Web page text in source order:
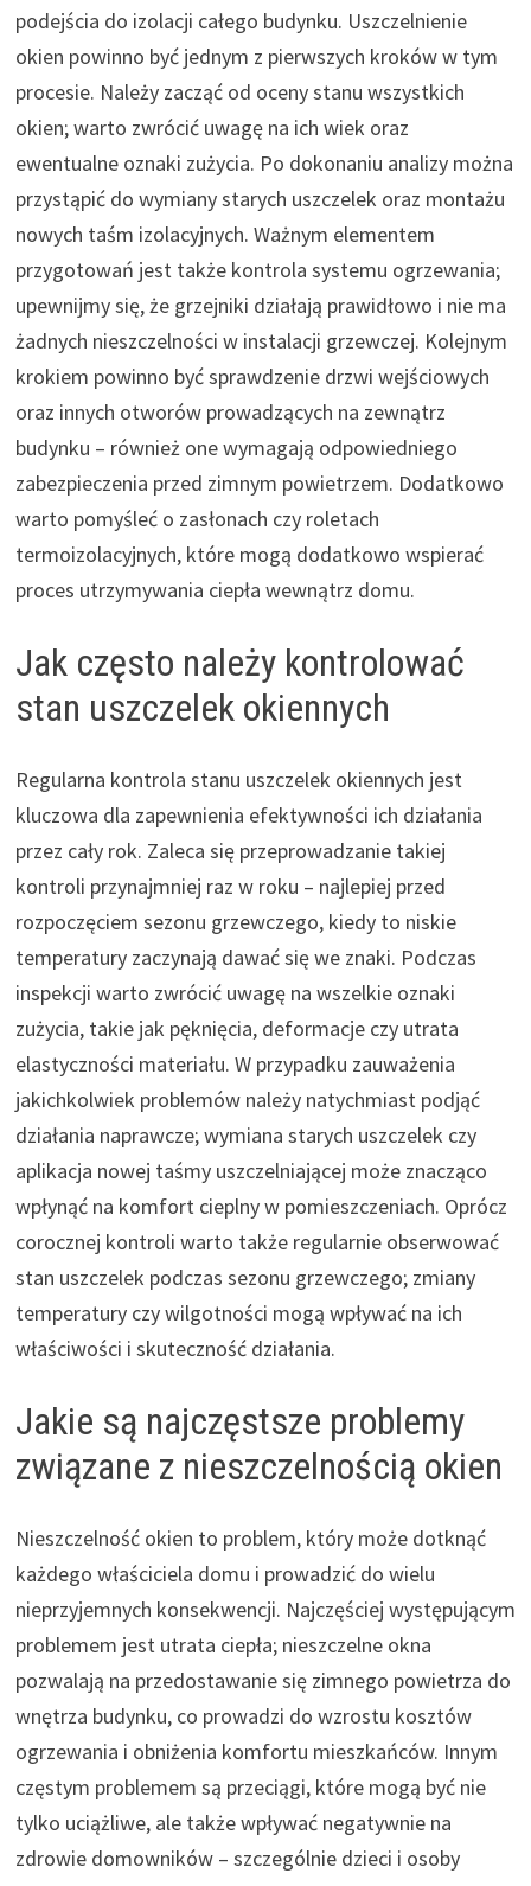
podejścia do izolacji całego budynku. Uszczelnienie
okien powinno być jednym z pierwszych kroków w tym
procesie. Należy zacząć od oceny stanu wszystkich
okien; warto zwrócić uwagę na ich wiek oraz
ewentualne oznaki zużycia. Po dokonaniu analizy można
przystąpić do wymiany starych uszczelek oraz montażu
nowych taśm izolacyjnych. Ważnym elementem
przygotowań jest także kontrola systemu ogrzewania;
upewnijmy się, że grzejniki działają prawidłowo i nie ma
żadnych nieszczelności w instalacji grzewczej. Kolejnym
krokiem powinno być sprawdzenie drzwi wejściowych
oraz innych otworów prowadzących na zewnątrz
budynku – również one wymagają odpowiedniego
zabezpieczenia przed zimnym powietrzem. Dodatkowo
warto pomyśleć o zasłonach czy roletach
termoizolacyjnych, które mogą dodatkowo wspierać
proces utrzymywania ciepła wewnątrz domu.
Jak często należy kontrolować
stan uszczelek okiennych
Regularna kontrola stanu uszczelek okiennych jest
kluczowa dla zapewnienia efektywności ich działania
przez cały rok. Zaleca się przeprowadzanie takiej
kontroli przynajmniej raz w roku – najlepiej przed
rozpoczęciem sezonu grzewczego, kiedy to niskie
temperatury zaczynają dawać się we znaki. Podczas
inspekcji warto zwrócić uwagę na wszelkie oznaki
zużycia, takie jak pęknięcia, deformacje czy utrata
elastyczności materiału. W przypadku zauważenia
jakichkolwiek problemów należy natychmiast podjąć
działania naprawcze; wymiana starych uszczelek czy
aplikacja nowej taśmy uszczelniającej może znacząco
wpłynąć na komfort cieplny w pomieszczeniach. Oprócz
corocznej kontroli warto także regularnie obserwować
stan uszczelek podczas sezonu grzewczego; zmiany
temperatury czy wilgotności mogą wpływać na ich
właściwości i skuteczność działania.
Jakie są najczęstsze problemy
związane z nieszczelnością okien
Nieszczelność okien to problem, który może dotknąć
każdego właściciela domu i prowadzić do wielu
nieprzyjemnych konsekwencji. Najczęściej występującym
problemem jest utrata ciepła; nieszczelne okna
pozwalają na przedostawanie się zimnego powietrza do
wnętrza budynku, co prowadzi do wzrostu kosztów
ogrzewania i obniżenia komfortu mieszkańców. Innym
częstym problemem są przeciągi, które mogą być nie
tylko uciążliwe, ale także wpływać negatywnie na
zdrowie domowników – szczególnie dzieci i osoby